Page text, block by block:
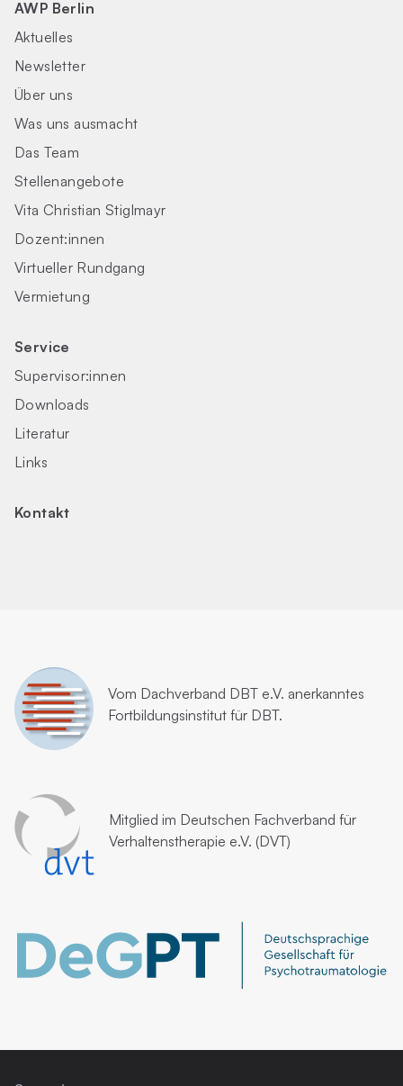
AWP Berlin
Aktuelles
Newsletter
Über uns
Was uns ausmacht
Das Team
Stellenangebote
Vita Christian Stiglmayr
Dozent:innen
Virtueller Rundgang
Vermietung
Service
Supervisor:innen
Downloads
Literatur
Links
Kontakt
Vom Dachverband DBT e.V. anerkanntes
Fortbildungsinstitut für DBT.
Mitglied im Deutschen Fachverband für
Verhaltenstherapie e.V. (DVT)